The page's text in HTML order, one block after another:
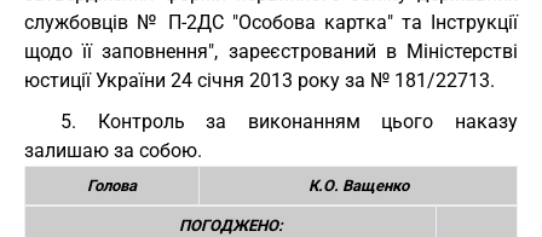
службовців № П-2ДС "Особова картка" та Інструкції
щодо її заповнення", зареєстрований в Міністерстві
юстиції України 24 січня 2013 року за № 181/22713.
5. Контроль за виконанням цього наказу
залишаю за собою.
Голова К.О. Ващенко
ПОГОДЖЕНО: